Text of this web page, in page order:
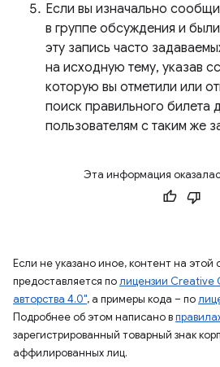
Если вы изначально
в группе обсуждения и
эту запись часто
на исходную тему, указав
которую вы отметили или
поиск правильного билета
пользователям с таким же
Эта информация
Если не указано иное, контент на этой
предоставляется полицензии Creative
авторства 4.0", а примеры кода – по
Подробнее об этом написано в
зарегистрированный товарный знак
аффилированных лиц.